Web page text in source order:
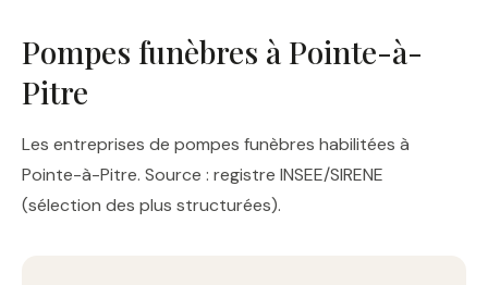
Pompes funèbres à Pointe-à-
Pitre
Les entreprises de pompes funèbres habilitées à
Pointe-à-Pitre. Source : registre INSEE/SIRENE
(sélection des plus structurées).